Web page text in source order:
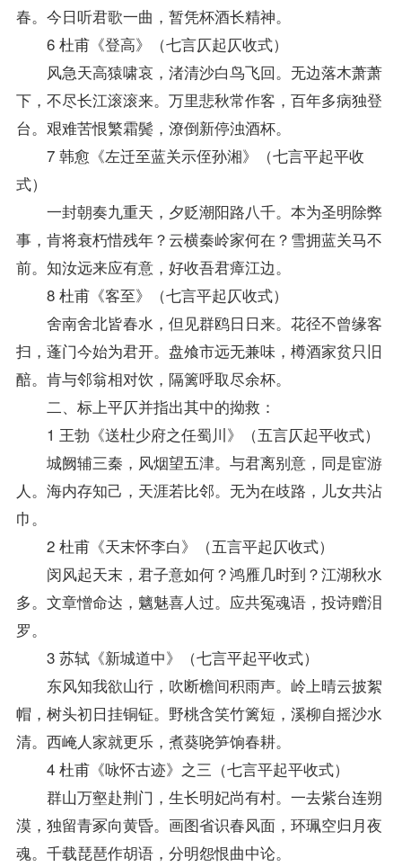
春。今日听君歌一曲，暂凭杯酒长精神。
6 杜甫《登高》（七言仄起仄收式）
风急天高猿啸哀，渚清沙白鸟飞回。无边落木萧萧
下，不尽长江滚滚来。万里悲秋常作客，百年多病独登
台。艰难苦恨繁霜鬓，潦倒新停浊酒杯。
7 韩愈《左迁至蓝关示侄孙湘》（七言平起平收
式）
一封朝奏九重天，夕贬潮阳路八千。本为圣明除弊
事，肯将衰朽惜残年？云横秦岭家何在？雪拥蓝关马不
前。知汝远来应有意，好收吾君瘴江边。
8 杜甫《客至》（七言平起仄收式）
舍南舍北皆春水，但见群鸥日日来。花径不曾缘客
扫，蓬门今始为君开。盘飧市远无兼味，樽酒家贫只旧
醅。肯与邻翁相对饮，隔篱呼取尽余杯。
二、标上平仄并指出其中的拗救：
1 王勃《送杜少府之任蜀川》（五言仄起平收式）
城阙辅三秦，风烟望五津。与君离别意，同是宦游
人。海内存知己，天涯若比邻。无为在歧路，儿女共沾
巾。
2 杜甫《天末怀李白》（五言平起仄收式）
闵风起天末，君子意如何？鸿雁几时到？江湖秋水
多。文章憎命达，魑魅喜人过。应共冤魂语，投诗赠泪
罗。
3 苏轼《新城道中》（七言平起平收式）
东风知我欲山行，吹断檐间积雨声。岭上晴云披絮
帽，树头初日挂铜钲。野桃含笑竹篱短，溪柳自摇沙水
清。西崦人家就更乐，煮葵哓笋饷春耕。
4 杜甫《咏怀古迹》之三（七言平起平收式）
群山万壑赴荆门，生长明妃尚有村。一去紫台连朔
漠，独留青冢向黄昏。画图省识春风面，环珮空归月夜
魂。千载琵琶作胡语，分明怨恨曲中论。